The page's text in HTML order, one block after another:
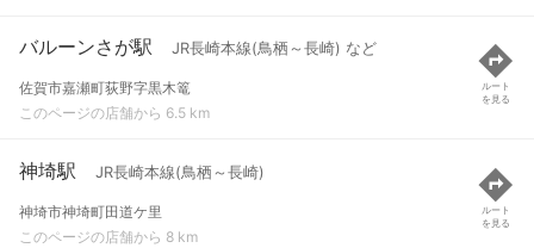
バルーンさが駅 JR長崎本線(鳥栖～長崎) など
佐賀市嘉瀬町荻野字黒木篭
このページの店舗から 6.5 km
ルート
を見る
神埼駅 JR長崎本線(鳥栖～長崎)
神埼市神埼町田道ケ里
このページの店舗から 8 km
ルート
を見る